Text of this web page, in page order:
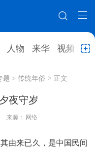
人物 来华 视频 教
要闻 海外
来华
作办学
学术 观点
题 > 传统年俗 > 正文
夜守岁
来源： 网络
来已久，是中国民间